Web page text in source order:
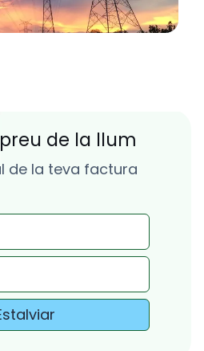
de la llum
de la teva factura